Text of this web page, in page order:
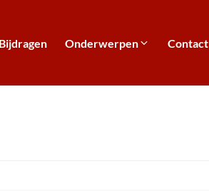
Bijdragen Onderwerpen Contact